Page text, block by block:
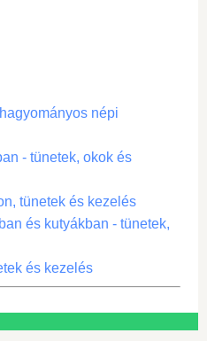
népi
- tünetek, okok és
tünetek és kezelés
és kutyákban - tünetek,
és kezelés